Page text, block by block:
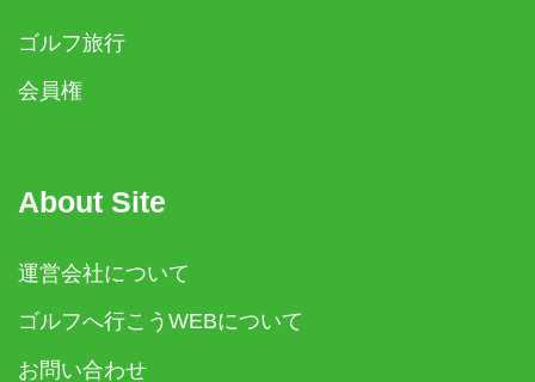
ゴルフ旅行
会員権
About Site
運営会社について
ゴルフへ行こうWEBについて
お問い合わせ